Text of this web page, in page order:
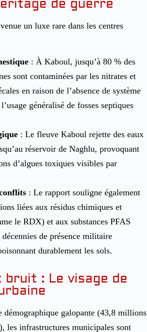
de guerre
un luxe rare dans les centres
: À Kaboul, jusqu’à 80 % des
sont contaminées par les nitrates et
en raison de l’absence de système
généralisé de fosses septiques
: Le fleuve Kaboul rejette des eaux
réservoir de Naghlu, provoquant
d’algues toxiques visibles par
: Le rapport souligne également
liées aux résidus chimiques et
le RDX) et aux substances PFAS
décennies de présence militaire
durablement les sols.
bruit : Le visage de
démographique galopante (43,8 millions
, les infrastructures municipales sont